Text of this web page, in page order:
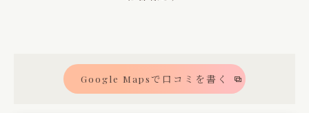
Google Mapsで口コミを書く